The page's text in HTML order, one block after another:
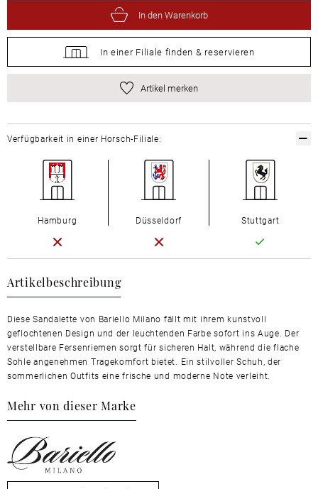
In den Warenkorb
In einer Filiale finden & reservieren
Artikel merken
Artikelbeschreibung
Diese Sandalette von Bariello Milano fällt mit ihrem kunstvoll
geflochtenen Design und der leuchtenden Farbe sofort ins Auge. Der
verstellbare Fersenriemen sorgt für sicheren Halt, während die flache
Sohle angenehmen Tragekomfort bietet. Ein stilvoller Schuh, der
sommerlichen Outfits eine frische und moderne Note verleiht.
Mehr von dieser Marke
Verfügbarkeit in einer Horsch-Filiale:
Hamburg Düsseldorf Stuttgart